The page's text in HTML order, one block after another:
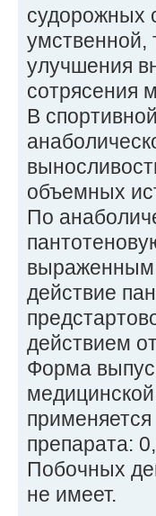
судорожных
умственной,
улучшения
сотрясения
В
объемных
По
выраженным
действие
действием
Форма
препарата:
Побочных
не имеет.